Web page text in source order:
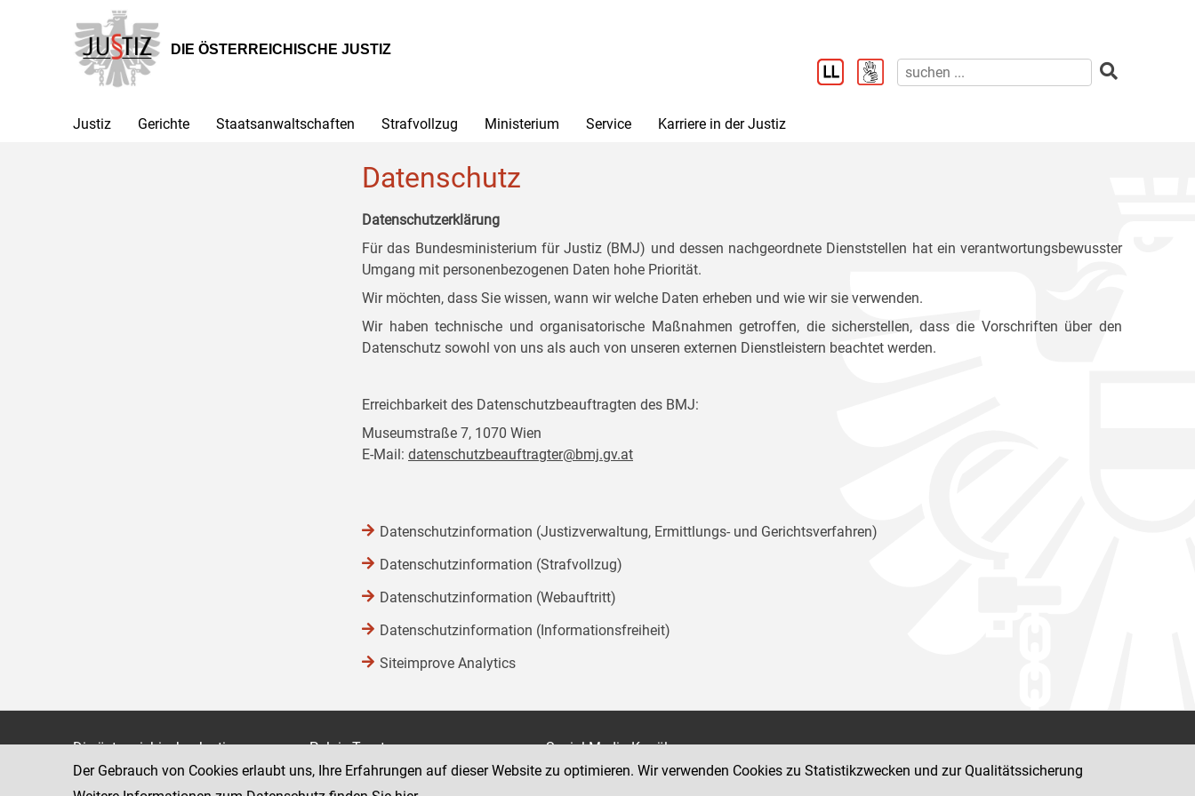
Hauptnavigation
[1]
Inhalt
[2]
Untermenü
[3]
DIE ÖSTERREICHISCHE JUSTIZ
Justiz Gerichte Staatsanwaltschaften Strafvollzug Ministerium Service Karriere in der Justiz
Datenschutz
Datenschutzerklärung
Für das Bundesministerium für Justiz (BMJ) und dessen nachgeordnete Dienststellen hat ein verantwortungsbewusster
Umgang mit personenbezogenen Daten hohe Priorität.
Wir möchten, dass Sie wissen, wann wir welche Daten erheben und wie wir sie verwenden.
Wir haben technische und organisatorische Maßnahmen getroffen, die sicherstellen, dass die Vorschriften über den
Datenschutz sowohl von uns als auch von unseren externen Dienstleistern beachtet werden.
Erreichbarkeit des Datenschutzbeauftragten des BMJ:
Museumstraße 7, 1070 Wien
E-Mail: datenschutzbeauftragter@bmj.gv.at
Datenschutzinformation (Justizverwaltung, Ermittlungs- und Gerichtsverfahren)
Datenschutzinformation (Strafvollzug)
Datenschutzinformation (Webauftritt)
Datenschutzinformation (Informationsfreiheit)
Siteimprove Analytics
Die österreichische Justiz
Bundesministerium für Justiz
Palais Trautson
Museumstraße 7
1070 Wien
Social Media Kanäle
der Justiz und des BMJ
Der Gebrauch von Cookies erlaubt uns, Ihre Erfahrungen auf dieser Website zu optimieren. Wir verwenden Cookies zu Statistikzwecken und zur Qualitätssicherung